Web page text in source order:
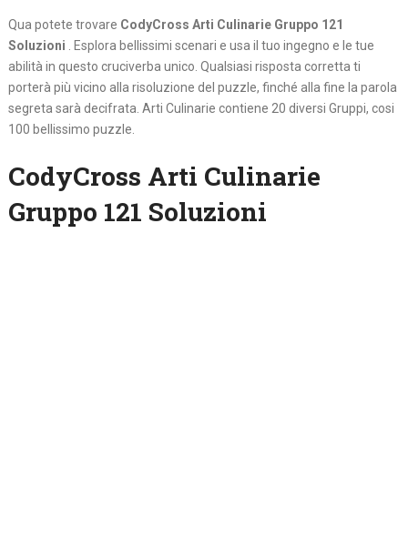
Qua potete trovare CodyCross Arti Culinarie Gruppo 121
Soluzioni . Esplora bellissimi scenari e usa il tuo ingegno e le tue
abilità in questo cruciverba unico. Qualsiasi risposta corretta ti
porterà più vicino alla risoluzione del puzzle, finché alla fine la parola
segreta sarà decifrata. Arti Culinarie contiene 20 diversi Gruppi, cosi
100 bellissimo puzzle.
CodyCross Arti Culinarie
Gruppo 121 Soluzioni